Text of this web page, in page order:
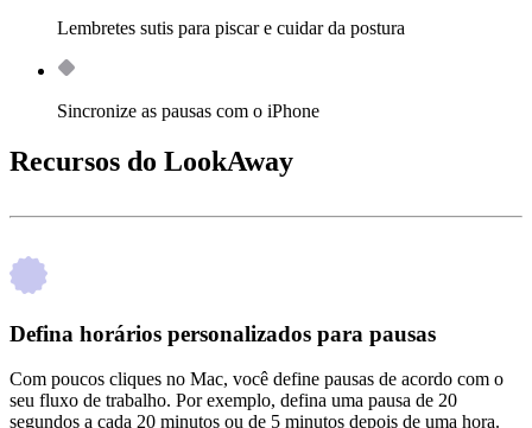
Lembretes sutis para piscar e cuidar da postura
Sincronize as pausas com o iPhone
Recursos do LookAway
Defina horários personalizados para pausas
Com poucos cliques no Mac, você define pausas de acordo com o
seu fluxo de trabalho. Por exemplo, defina uma pausa de 20
segundos a cada 20 minutos ou de 5 minutos depois de uma hora.